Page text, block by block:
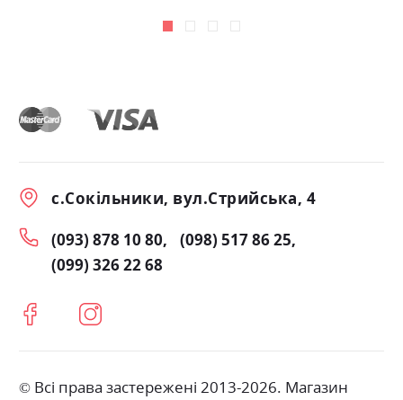
с.Сокільники, вул.Стрийська, 4
(093) 878 10 80
(098) 517 86 25
(099) 326 22 68
© Всі права застережені 2013-2026. Магазин